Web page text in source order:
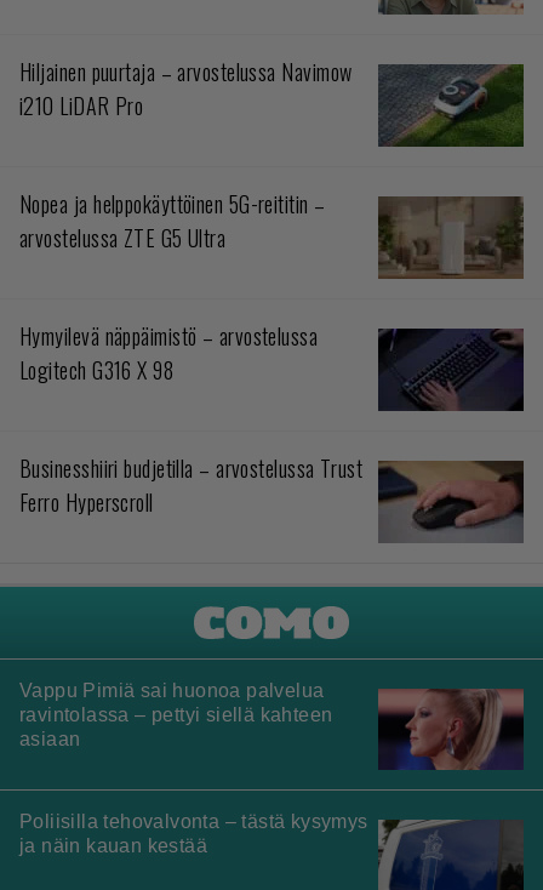
Hiljainen puurtaja – arvostelussa Navimow
i210 LiDAR Pro
Nopea ja helppokäyttöinen 5G-reititin –
arvostelussa ZTE G5 Ultra
Hymyilevä näppäimistö – arvostelussa
Logitech G316 X 98
Businesshiiri budjetilla – arvostelussa Trust
Ferro Hyperscroll
Vappu Pimiä sai huonoa palvelua
ravintolassa – pettyi siellä kahteen
asiaan
Poliisilla tehovalvonta – tästä kysymys
ja näin kauan kestää